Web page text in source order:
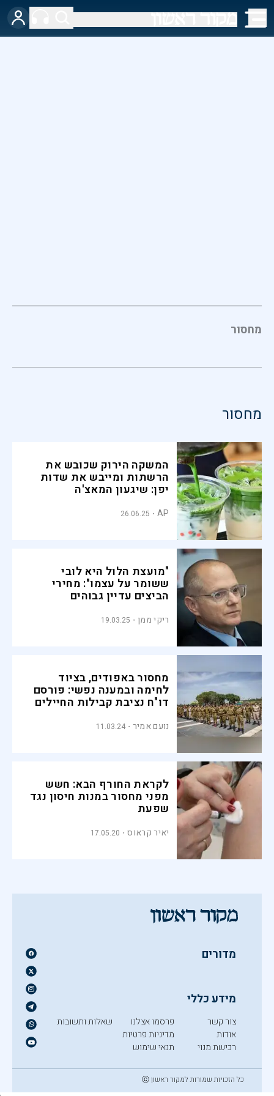
מחסור
מחסור
המשקה הירוק שכובש את
הרשתות ומייבש את שדות
יפן: שיגעון המאצ'ה
AP
26.06.25
"מועצת הלול היא לובי
ששומר על עצמו": מחירי
הביצים עדיין גבוהים
ריקי ממן 19.03.25
מחסור באפודים, בציוד
לחימה ובמענה נפשי: פורסם
דו"ח נציבת קבילות החיילים
נועם אמיר 11.03.24
לקראת החורף הבא: חשש
מפני מחסור במנות חיסון נגד
שפעת
יאיר קראוס 17.05.20
מדורים
מידע כללי
צור קשר
אודות
רכישת מנוי
פרסמו אצלנו
מדיניות פרטיות
תנאי שימוש
שאלות ותשובות
כל הזכויות שמורות למקור ראשון ⓒ